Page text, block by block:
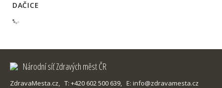
DAČICE
Národní síť Zdravých měst ČR
ZdravaMesta.cz, T: +420 602 500 639, E: info@zdravamesta.cz